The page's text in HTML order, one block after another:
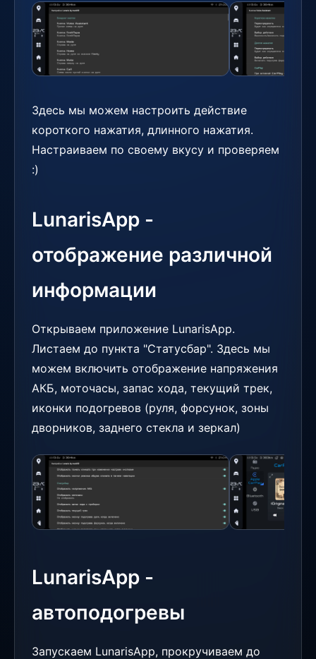
Здесь мы можем настроить действие
короткого нажатия, длинного нажатия.
Настраиваем по своему вкусу и проверяем
:)
LunarisApp -
отображение различной
информации
Открываем приложение LunarisApp.
Листаем до пункта "Статусбар". Здесь мы
можем включить отображение напряжения
АКБ, моточасы, запас хода, текущий трек,
иконки подогревов (руля, форсунок, зоны
дворников, заднего стекла и зеркал)
LunarisApp -
автоподогревы
Запускаем LunarisApp, прокручиваем до